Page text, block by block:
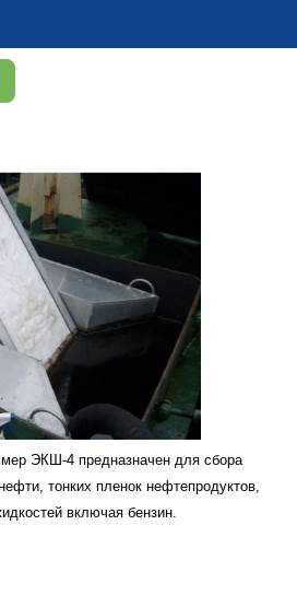
ЭКШ-4 предназначен для сбора
тонких пленок нефтепродуктов,
включая бензин.